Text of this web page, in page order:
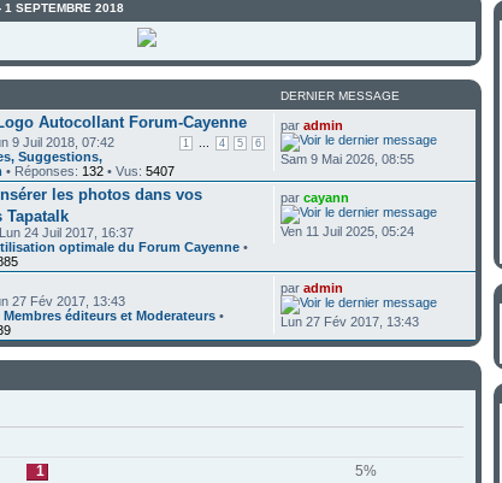
1 SEPTEMBRE 2018
DERNIER MESSAGE
Autocollant Forum-Cayenne
1 4 5 6
9 Juil 2018, 07:42
Suggestions,
• Réponses: 132 • Vus: 5407
par admin
Sam 9 Mai 2026, 08:55
Insérer les photos dans vos
Tapatalk
24 Juil 2017, 16:37
optimale du Forum Cayenne •
par cayann
Ven 11 Juil 2025, 05:24
27 Fév 2017, 13:43
Membres éditeurs et Moderateurs •
par admin
Lun 27 Fév 2017, 13:43
1
5%